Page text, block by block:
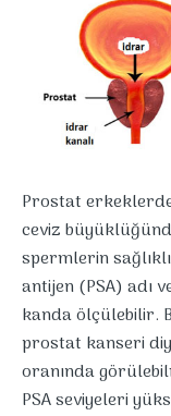
Prostat
ceviz
spermlerin
antijen (PSA) adı
kanda ölçülebilir.
prostat kanseri
oranında
PSA seviyeleri